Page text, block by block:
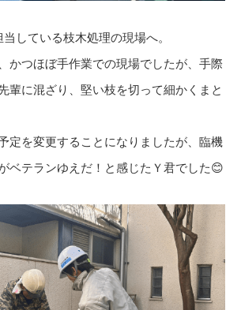
している枝木処理の現場へ。
かつほぼ手作業での現場でしたが、手際
輩に混ざり、堅い枝を切って細かくまと
定を変更することになりましたが、臨機
ベテランゆえだ！と感じたＹ君でした😊